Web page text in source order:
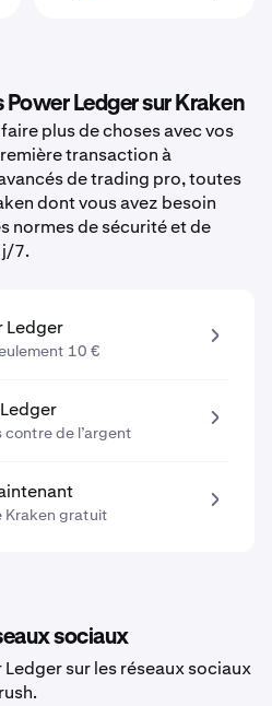
Ledger sur Kraken
plus de choses avec vos
transaction à
de trading pro, toutes
dont vous avez besoin
normes de sécurité et de
7.
Ledger
10 €
de l’argent
Kraken gratuit
sociaux
sur les réseaux sociaux